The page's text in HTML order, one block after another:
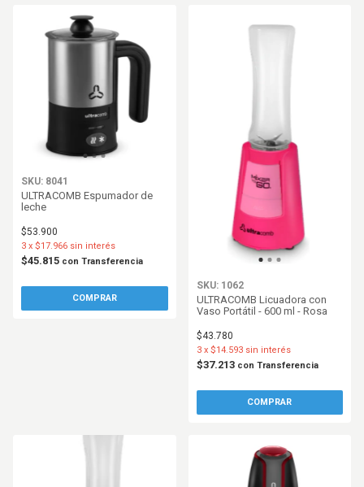
SKU: 8041
ULTRACOMB Espumador de
leche
$53.900
$45.815 con Transferencia
3 x $17.966 sin interés
SKU: 1062
ULTRACOMB Licuadora con
Vaso Portátil - 600 ml - Rosa
$43.780
$37.213 con Transferencia
3 x $14.593 sin interés